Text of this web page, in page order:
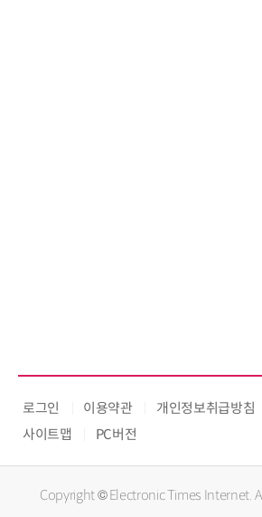
로그인 이용약관 개인정보취급방침
사이트맵
PC버전
Copyright © Electronic Times Internet.